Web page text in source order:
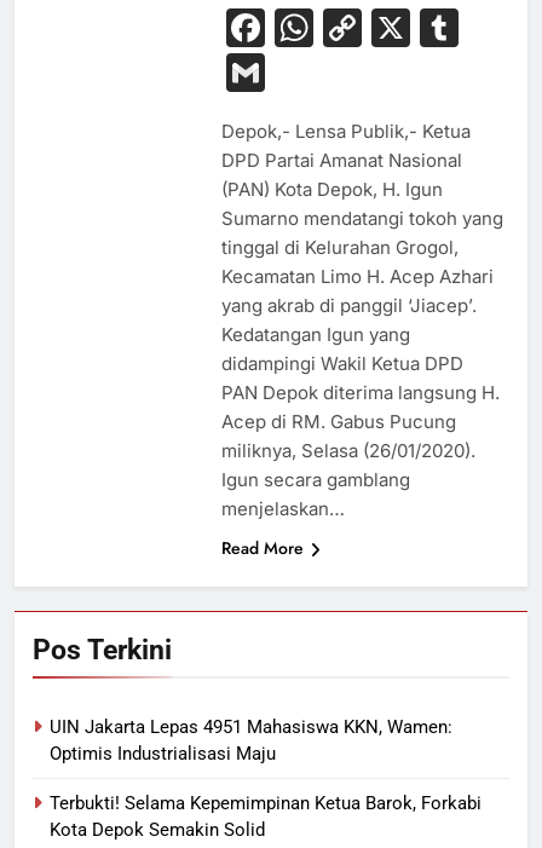
Facebook
WhatsApp
Copy
X
Gmail
Depok,- Lensa Publik,- Ketua
DPD Partai Amanat Nasional
(PAN) Kota Depok, H. Igun
Sumarno mendatangi tokoh yang
tinggal di Kelurahan Grogol,
Kecamatan Limo H. Acep Azhari
yang akrab di panggil ‘Jiacep’.
Kedatangan Igun yang
didampingi Wakil Ketua DPD
PAN Depok diterima langsung H.
Acep di RM. Gabus Pucung
miliknya, Selasa (26/01/2020).
Igun secara gamblang
menjelaskan…
Read More
Pos Terkini
UIN Jakarta Lepas 4951 Mahasiswa KKN, Wamen:
Optimis Industrialisasi Maju
Terbukti! Selama Kepemimpinan Ketua Barok, Forkabi
Kota Depok Semakin Solid